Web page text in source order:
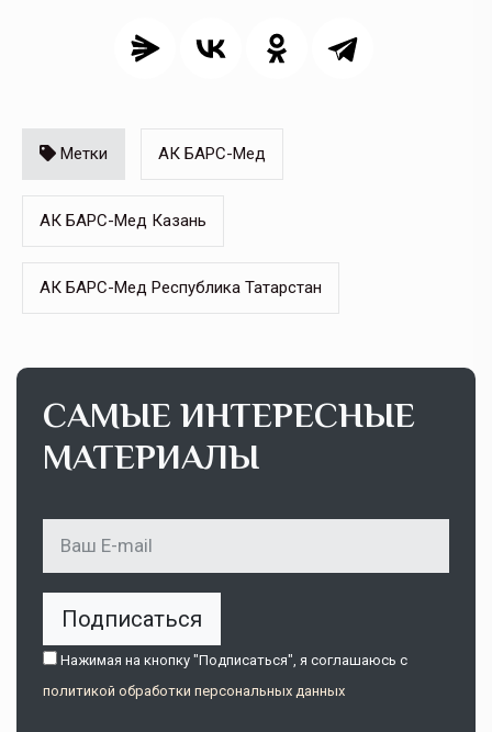
Метки АК БАРС-Мед
АК БАРС-Мед Казань
АК БАРС-Мед Республика Татарстан
САМЫЕ ИНТЕРЕСНЫЕ
МАТЕРИАЛЫ
Подписаться
Нажимая на кнопку "Подписаться", я соглашаюсь c
политикой обработки персональных данных